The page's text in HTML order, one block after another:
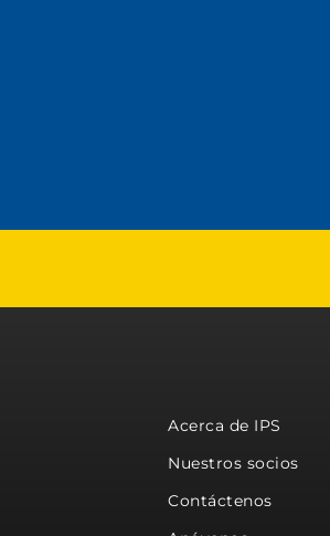
Acerca de IPS
Nuestros socios
Contáctenos